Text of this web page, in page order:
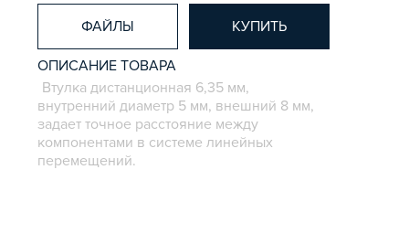
ФАЙЛЫ КУПИТЬ
ОПИСАНИЕ ТОВАРА
Втулка дистанционная 6,35 мм,
внутренний диаметр 5 мм, внешний 8 мм,
задает точное расстояние между
компонентами в системе линейных
перемещений.